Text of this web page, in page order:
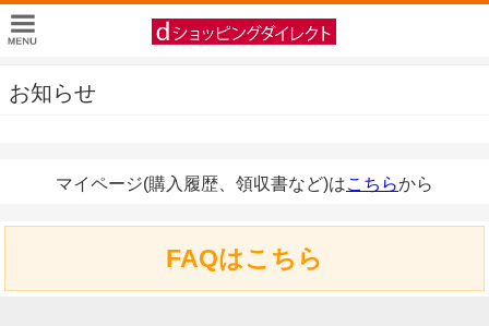
お知らせ
マイページ(購入履歴、領収書など)はこちらから
FAQはこちら